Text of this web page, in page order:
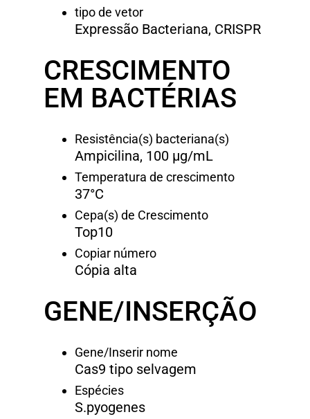
tipo de vetor
Expressão Bacteriana, CRISPR
CRESCIMENTO
EM BACTÉRIAS
Resistência(s) bacteriana(s)
Ampicilina, 100 μg/mL
Temperatura de crescimento
37°C
Cepa(s) de Crescimento
Top10
Copiar número
Cópia alta
GENE/INSERÇÃO
Gene/Inserir nome
Cas9 tipo selvagem
Espécies
S.pyogenes